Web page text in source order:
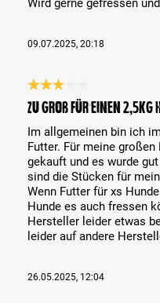
Wird gerne gefressen
09.07.2025, 20:18
Review with rating of 3
zu groß für einen 2,5kg
Im allgemeinen bin ich
Futter. Für meine
gekauft und es wurde
sind die Stücken für
Wenn Futter für xs
Hunde es auch fressen
Hersteller leider etwas
leider auf andere
26.05.2025, 12:04